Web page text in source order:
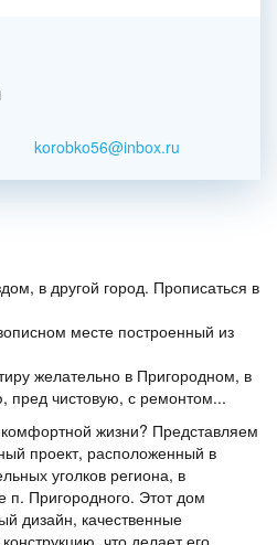
korobko56@inbox.ru
в другой город. Прописаться в
месте построенный из
желательно в Пригородном, в
пред чистовую, с ремонтом...
жизни? Представляем
проект, расположенный в
уголков региона, в
п. Пригородного. Этот дом
дизайн, качественные
что делает его